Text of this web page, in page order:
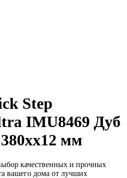
Step
IMU8469 Дуб
мм
качественных и прочных
вашего дома от лучших